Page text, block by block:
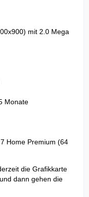
mit 2.0 Mega
Monate
Home Premium (64
die Grafikkarte
dann gehen die